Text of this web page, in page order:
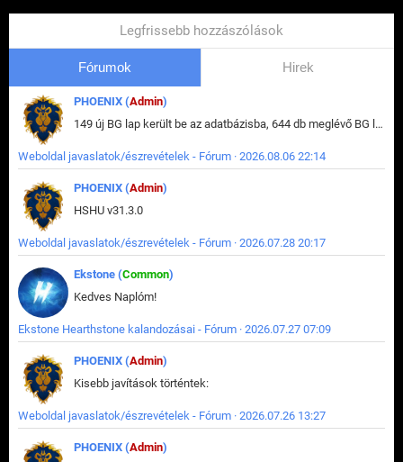
Legfrissebb hozzászólások
Fórumok Hirek
PHOENIX (Admin)
149 új BG lap került be az adatbázisba, 644 db meglévő BG lap módosult, bekerültek az új képek a megváltozott lapokhoz is.
Weboldal javaslatok/észrevételek - Fórum · 2026.08.06 22:14
PHOENIX (Admin)
HSHU v31.3.0
Weboldal javaslatok/észrevételek - Fórum · 2026.07.28 20:17
Ekstone (Common)
Kedves Naplóm!
Ekstone Hearthstone kalandozásai - Fórum · 2026.07.27 07:09
PHOENIX (Admin)
Kisebb javítások történtek:
Weboldal javaslatok/észrevételek - Fórum · 2026.07.26 13:27
PHOENIX (Admin)